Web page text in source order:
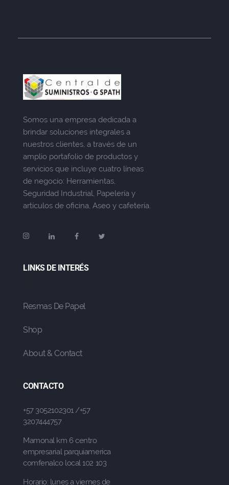
Somos una empresa dedicada a
brindar soluciones integrales a
nuestros clientes, a través de un
amplio portafolio de productos y
servicios que incluye cuatro líneas
de negocio: Herramientas,
Seguridad Industrial, Papelería y
artículos de oficina, Aseo y cafetería.
LINKS DE INTERÉS
Resmas De Papel
Shop
About & Contact
CONTACTO
+57 3052102301 /+57
3207444757
Mamonal km 6 centro
empresarial parquiamerica
comfenalco local 102 103
Horario: lunes a viernes de